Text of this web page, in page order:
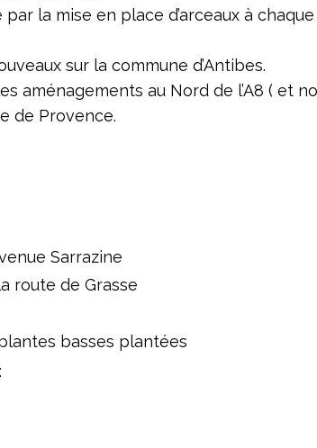
la mise en place d’arceaux à
sur la commune d’Antibes.
aménagements au Nord de l’A8 ( et
de Provence.
Sarrazine
route de Grasse
basses plantées